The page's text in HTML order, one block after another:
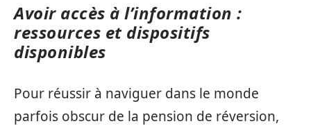
Avoir accès à l’information :
ressources et dispositifs
disponibles
Pour réussir à naviguer dans le monde
parfois obscur de la pension de réversion,